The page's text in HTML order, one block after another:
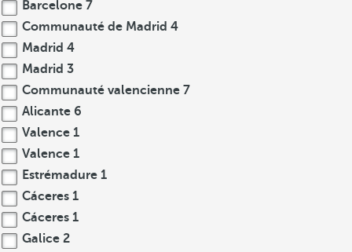
Barcelone 7
Communauté de Madrid 4
Madrid 4
Madrid 3
Communauté valencienne 7
Alicante 6
Valence 1
Valence 1
Estrémadure 1
Cáceres 1
Cáceres 1
Galice 2